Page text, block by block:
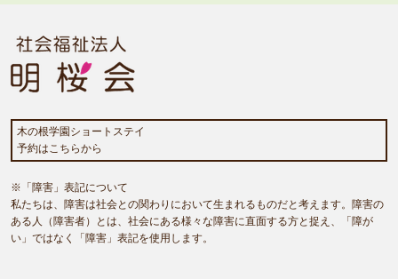
木の根学園ショートステイ
予約はこちらから
※「障害」表記について
私たちは、障害は社会との関わりにおいて生まれるものだと考えます。障害の
ある人（障害者）とは、社会にある様々な障害に直面する方と捉え、「障が
い」ではなく「障害」表記を使用します。